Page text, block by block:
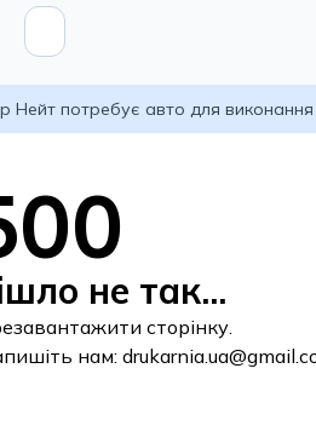
Нейт потребує авто для
не так...
сторінку.
нам: